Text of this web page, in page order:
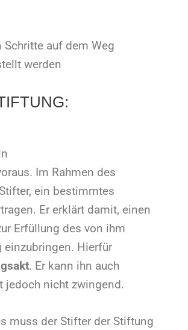
auf dem Weg
werden
Im Rahmen des
ein bestimmtes
Er erklärt damit, einen
Erfüllung des von ihm
einzubringen. Hierfür
. Er kann ihn auch
jedoch nicht zwingend.
muss der Stifter der Stiftung